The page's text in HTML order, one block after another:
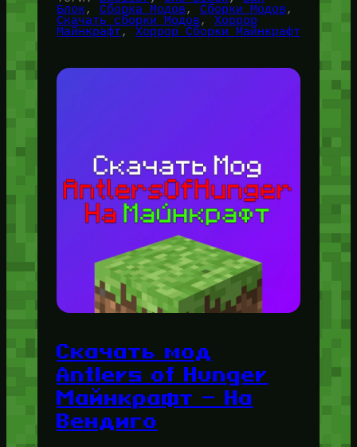
Блок, Сборка Модов, Сборки Модов
Скачать сборки Модов, Хоррор
Майнкрафт, Хоррор Сборки Майнкрафт
Скачать мод
Antlers of Hunger
Майнкрафт — На
Вендиго